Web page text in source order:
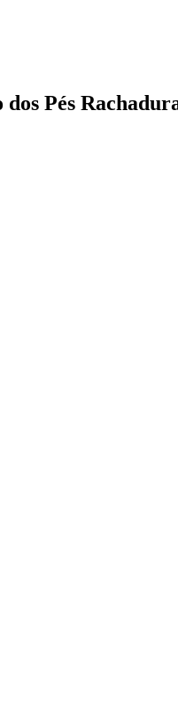
Pés